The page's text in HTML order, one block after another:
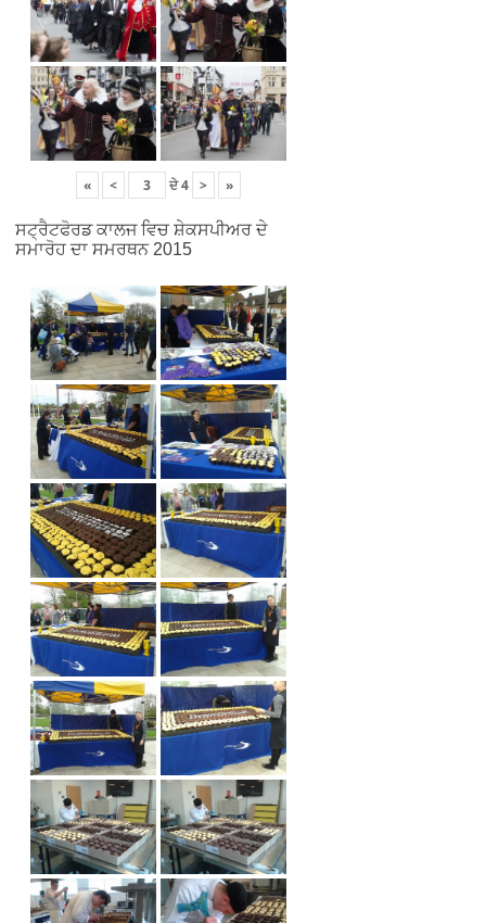
« < ਦੇ4 > »
ਸਟ੍ਰੈਟਫੋਰਡ ਕਾਲਜ ਵਿਚ ਸ਼ੇਕਸਪੀਅਰ ਦੇ
ਸਮਾਰੋਹ ਦਾ ਸਮਰਥਨ 2015